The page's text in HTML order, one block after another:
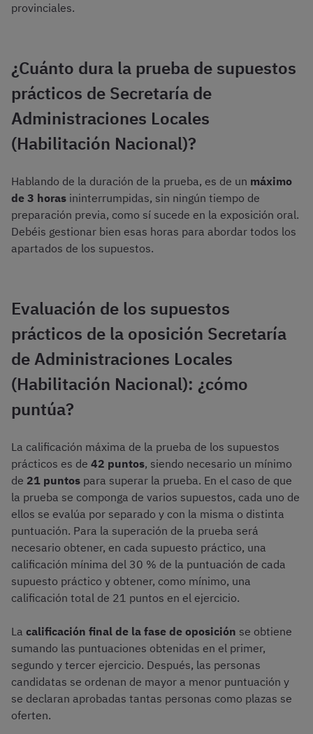
provinciales.
¿Cuánto dura la prueba de supuestos
prácticos de Secretaría de
Administraciones Locales
(Habilitación Nacional)?
Hablando de la duración de la prueba, es de un máximo
de 3 horas ininterrumpidas, sin ningún tiempo de
preparación previa, como sí sucede en la exposición oral.
Debéis gestionar bien esas horas para abordar todos los
apartados de los supuestos.
Evaluación de los supuestos
prácticos de la oposición Secretaría
de Administraciones Locales
(Habilitación Nacional): ¿cómo
puntúa?
La calificación máxima de la prueba de los supuestos
prácticos es de 42 puntos, siendo necesario un mínimo
de 21 puntos para superar la prueba. En el caso de que
la prueba se componga de varios supuestos, cada uno de
ellos se evalúa por separado y con la misma o distinta
puntuación. Para la superación de la prueba será
necesario obtener, en cada supuesto práctico, una
calificación mínima del 30 % de la puntuación de cada
supuesto práctico y obtener, como mínimo, una
calificación total de 21 puntos en el ejercicio.
La calificación final de la fase de oposición se obtiene
sumando las puntuaciones obtenidas en el primer,
segundo y tercer ejercicio. Después, las personas
candidatas se ordenan de mayor a menor puntuación y
se declaran aprobadas tantas personas como plazas se
oferten.